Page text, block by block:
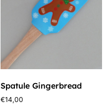
Spatule Gingerbread
€14,00